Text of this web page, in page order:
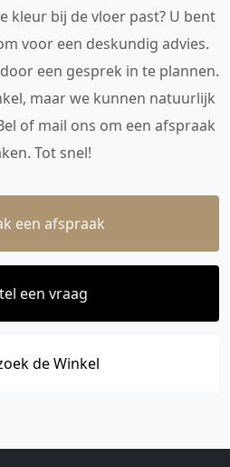
kleur bij de vloer past? U bent
voor een deskundig advies.
een gesprek in te plannen.
maar we kunnen natuurlijk
of mail ons om een afspraak
Tot snel!
een afspraak
een vraag
de Winkel